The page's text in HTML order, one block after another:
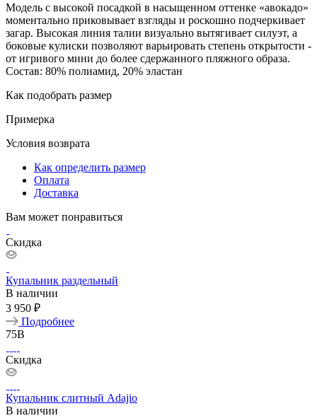
Модель с высокой посадкой в насыщенном оттенке «авокадо»
моментально приковывает взгляды и роскошно подчеркивает
загар. Высокая линия талии визуально вытягивает силуэт, а
боковые кулиски позволяют варьировать степень открытости -
от игривого мини до более сдержанного пляжного образа.
Состав: 80% полиамид, 20% эластан
Как подобрать размер
Примерка
Условия возврата
Как определить размер
Оплата
Доставка
Вам может понравиться
Скидка
Купальник раздельный
В наличии
3 950 ₽
Подробнее
75B
Скидка
Купальник слитный Аdajio
В наличии